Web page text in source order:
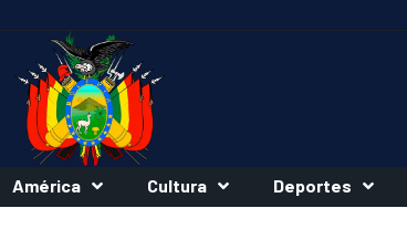
América Cultura Deportes